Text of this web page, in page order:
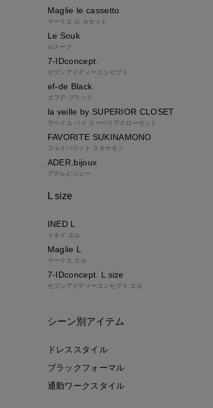
Maglie le cassetto
マーリエ ル カセット
Le Souk
ルスーク
7-IDconcept.
セブンアイディーコンセプト
ef-de Black
エフデ ブラック
la veille by SUPERIOR CLOSET
ラベイユ バイ スーペリアクローゼット
FAVORITE SUKINAMONO
フェイバリット スキナモノ
ADER.bijoux
アデルビジュー
L size
INED L
イネド エル
Maglie L
マーリエ エル
7-IDconcept. L size
セブンアイディーコンセプト エル
シーン別アイテム
ドレススタイル
ブラックフォーマル
通勤ワークスタイル